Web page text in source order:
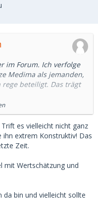
im Forum. Ich verfolge
Medima als jemanden,
beteiligt. Das trägt
penetrant und
Blut.
ertragen, er könnte
überhaupt nicht
auch finanzielle
wieder selbst davon
es vielleicht nicht ganz
extrem Konstruktiv! Das
Zeit.
mit Wertschätzung und
bin und vielleicht sollte